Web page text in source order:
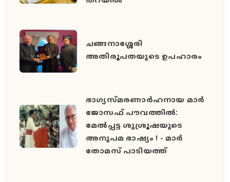
ചങ്ങനാശ്ശേരി
അതിരൂപതയുടെ ഉപഹാരം
ഭാഗ്യസ്മരണാർഹനായ മാർ
ജോസഫ് പൗവത്തിൽ:
മേൽപ്പട്ട ശുശ്രൂഷയുടെ
അനുപമ ഭാഷ്യം ! - മാർ
തോമസ് പാടിയത്ത്